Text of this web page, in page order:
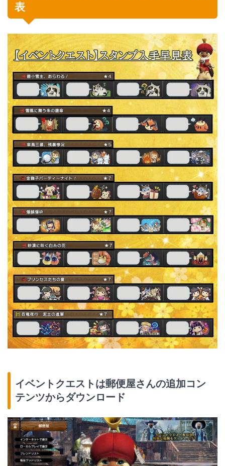
表
イベントクエストは郵便屋さんの追加コン
テンツからダウンロード